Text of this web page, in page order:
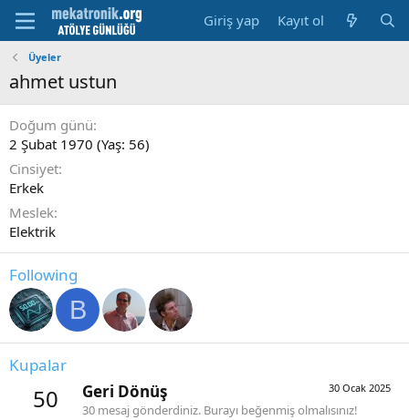
Giriş yap Kayıt ol
Üyeler
ahmet ustun
Doğum günü
2 Şubat 1970 (Yaş: 56)
Cinsiyet
Erkek
Meslek
Elektrik
Following
B
Kupalar
50 30 Ocak 2025
Geri Dönüş
30 mesaj gönderdiniz. Burayı beğenmiş olmalısınız!